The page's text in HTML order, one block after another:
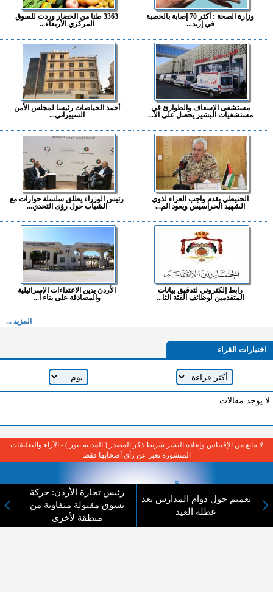
وزارة الصحة : أكثر 70 إصابة بالحصبة
في إربد...
3363 طنا من الخضار وردت للسوق
المركزي الأربعاء...
مستشفى الإسعاف والطوارئ في
مستشفيات البشير يحصل على الا...
أحمد الحياصات رئيسا لمجلس الأمن
السيبراني...
الحنيطي يقدم واجب العزاء لذوي
الشهيد الحراسيس ويعود الم...
رئيس الوزراء يطلق سلسلة حوارات مع
الشباب حول رؤى التحدي...
رابط إلكتروني لتدقيق بيانات
المتقدمين لوظائف الفئة الثا...
الأردن يدين الاعتداءات الإسرائيلية
والمصادقة على بناء أ...
المزيد ...
اختيارات القراء
لا يوجد مقالات
تعميم حول دوام المدارس بعد
عطلة العيد
رئيس تجارة الأردن: حركة
تسوق مقبولة متفاوتة من
منطقة لأخرى
لا مانع من الإقتباس وإعادة النشر شريط ذكر المصدر ( المدينة نيوز ) - الآراء والتعليقات
المنشورة تعبر عن رأي أصحابها فقط